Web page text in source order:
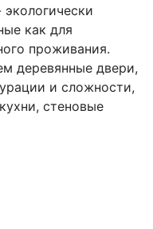
как для
проживания.
деревянные двери,
и сложности,
стеновые